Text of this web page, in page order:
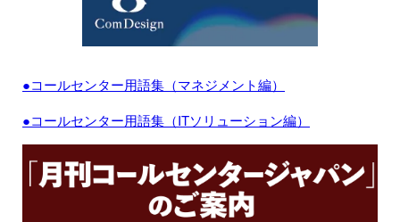
●コールセンター用語集（マネジメント編）
●コールセンター用語集（ITソリューション編）